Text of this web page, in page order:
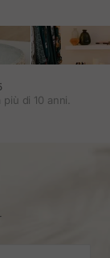
di 10 anni.